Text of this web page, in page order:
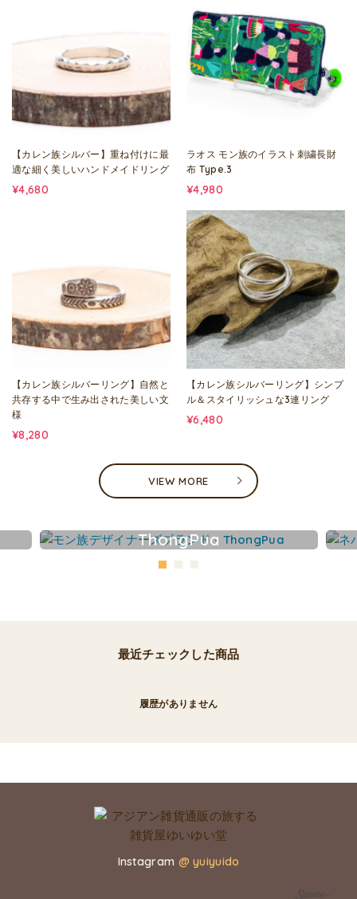
【カレン族シルバー】重ね付けに最
適な細く美しいハンドメイドリング
¥4,680
ラオス モン族のイラスト刺繍長財
布 Type.3
¥4,980
【カレン族シルバーリング】自然と
共存する中で生み出された美しい文
様
¥8,280
【カレン族シルバーリング】シンプ
ル＆スタイリッシュな3連リング
¥6,480
VIEW MORE
ThongPua
最近チェックした商品
履歴がありません
Instagram @ yuiyuido